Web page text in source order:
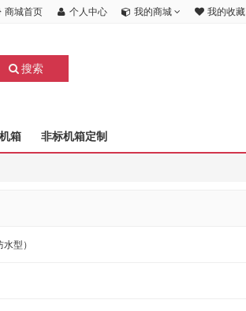
商城首页 个人中心 我的商城 我的收藏
搜索
箱 非标机箱定制
型）